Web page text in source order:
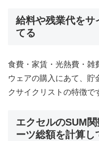
給料や残業代をサ
てる
食費・家賃・光熱費・雑
ウェアの購入にあて、貯
クサイクリストの特徴で
エクセルのSUM
ーツ総額を計算し